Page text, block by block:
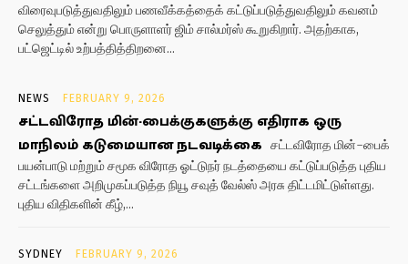
விரைவுபடுத்துவதிலும் பணவீக்கத்தைக் கட்டுப்படுத்துவதிலும் கவனம்
செலுத்தும் என்று பொருளாளர் ஜிம் சால்மர்ஸ் கூறுகிறார். அதற்காக,
பட்ஜெட்டில் உற்பத்தித்திறனை...
NEWS FEBRUARY 9, 2026
சட்டவிரோத மின்-பைக்குகளுக்கு எதிராக ஒரு
மாநிலம் கடுமையான நடவடிக்கை சட்டவிரோத மின்-பைக்
பயன்பாடு மற்றும் சமூக விரோத ஓட்டுநர் நடத்தையை கட்டுப்படுத்த புதிய
சட்டங்களை அறிமுகப்படுத்த நியூ சவுத் வேல்ஸ் அரசு திட்டமிட்டுள்ளது.
புதிய விதிகளின் கீழ்,...
SYDNEY FEBRUARY 9, 2026